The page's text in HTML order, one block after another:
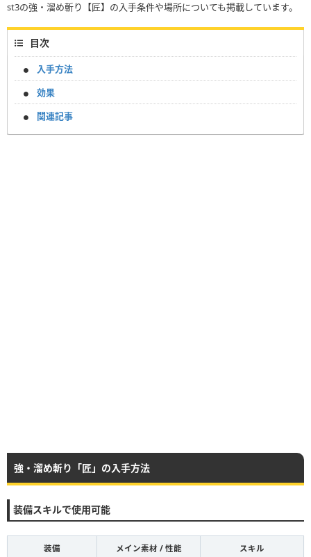
st3の強・溜め斬り【匠】の入手条件や場所についても掲載しています。
目次
入手方法
効果
関連記事
強・溜め斬り「匠」の入手方法
装備スキルで使用可能
装備 メイン素材 / 性能 スキル